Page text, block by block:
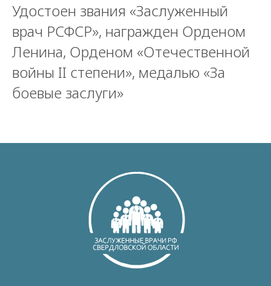
Удостоен звания «Заслуженный
врач РСФСР», награжден Орденом
Ленина, Орденом «Отечественной
войны II степени», медалью «За
боевые заслуги»